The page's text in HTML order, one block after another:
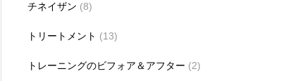
チネイザン (8)
トリートメント (13)
トレーニングのビフォア＆アフター (2)